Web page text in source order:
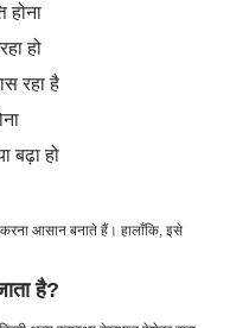
होना
हो
रहा है
बढ़ा हो
आसान बनाते हैं। हालाँकि, इसे
है?